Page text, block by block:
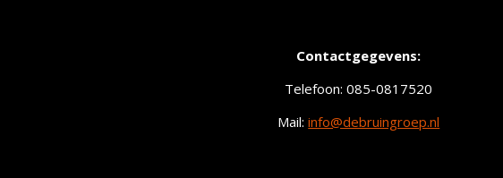
Contactgegevens:
Telefoon: 085-0817520
Mail:info@debruingroep.nl